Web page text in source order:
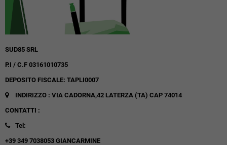
SUD85 SRL
P.I / C.F 03161010735
DEPOSITO FISCALE: TAPLI0007
INDIRIZZO : VIA CADORNA,42 LATERZA (TA) CAP 74014
CONTATTI :
Tel:
+39 349 7038053 GIANCARMINE